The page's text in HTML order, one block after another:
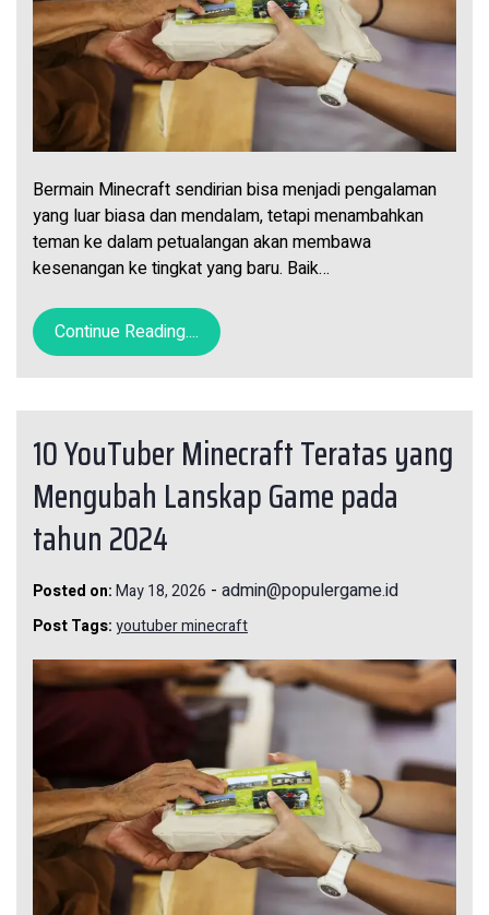
Bermain Minecraft sendirian bisa menjadi pengalaman
yang luar biasa dan mendalam, tetapi menambahkan
teman ke dalam petualangan akan membawa
kesenangan ke tingkat yang baru. Baik…
Continue Reading....
10 YouTuber Minecraft Teratas yang
Mengubah Lanskap Game pada
tahun 2024
Posted on:May 18, 2026 - admin@populergame.id
Post Tags:youtuber minecraft